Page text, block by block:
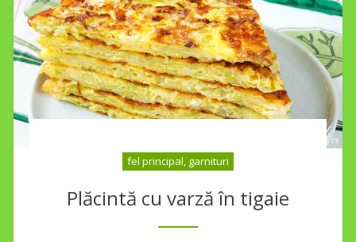
fel principal, garnituri
Plăcintă cu varză în tigaie